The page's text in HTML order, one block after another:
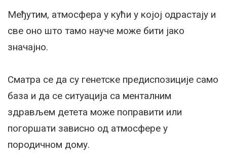
Међутим, атмосфера у кући у којој одрастају и
све оно што тамо науче може бити јако
значајно.
Сматра се да су генетске предиспозиције само
база и да се ситуација са менталним
здрављем детета може поправити или
погоршати зависно од атмосфере у
породичном дому.